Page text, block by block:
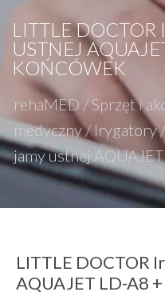
LITTLE DOCTOR
USTNEJ
KOŃCÓWEK
rehaMED / Sprzęt i
medyczny/ Irygatory/
jamy ustnej
LITTLE DOCTOR
AQUAJET LD-A8